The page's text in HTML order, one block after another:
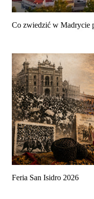
Co zwiedzić w Madrycie
Feria San Isidro 2026